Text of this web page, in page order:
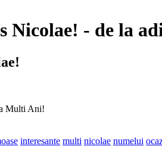
- de la
Multi Ani!
interesante multi nicolae numelui